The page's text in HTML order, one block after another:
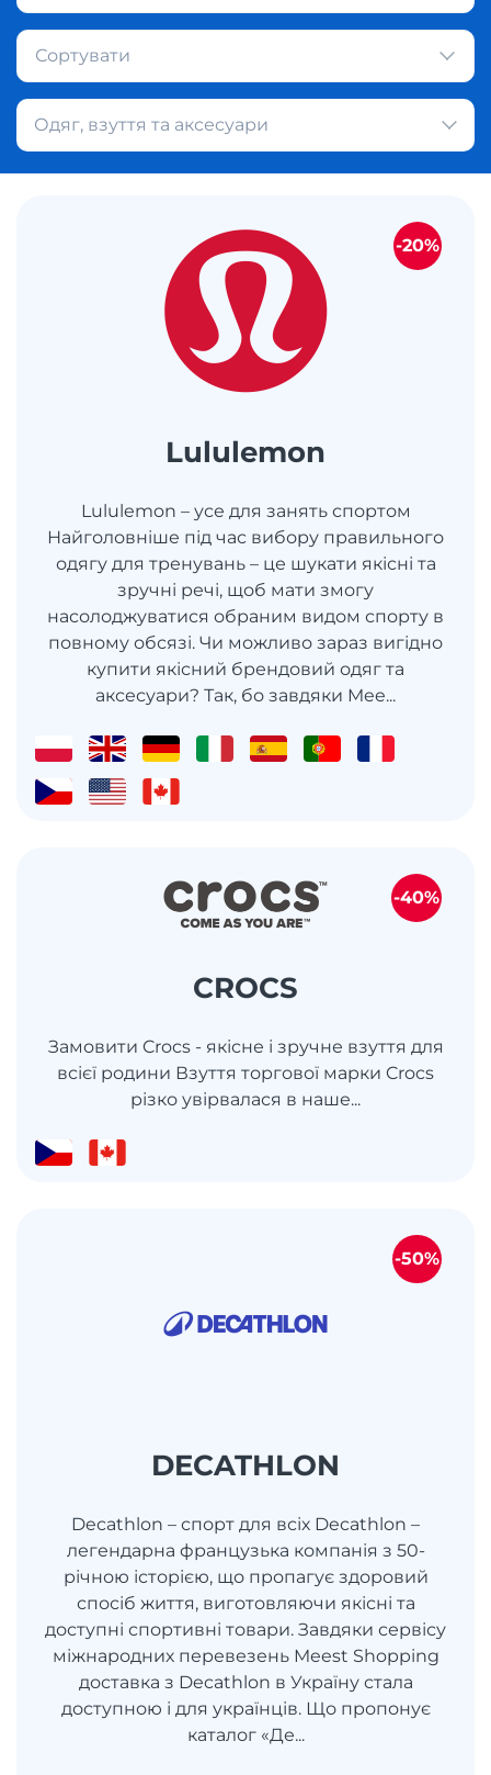
Сортувати
Одяг, взуття та аксесуари
Lululemon
Lululemon – усе для занять спортом
Найголовніше під час вибору правильного
одягу для тренувань – це шукати якісні та
зручні речі, щоб мати змогу
насолоджуватися обраним видом спорту в
повному обсязі. Чи можливо зараз вигідно
купити якісний брендовий одяг та
аксесуари? Так, бо завдяки Mee...
-20%
CROCS
Замовити Crocs - якісне і зручне взуття для
всієї родини Взуття торгової марки Crocs
різко увірвалася в наше...
-40%
DECATHLON
Decathlon – спорт для всіх Decathlon –
легендарна французька компанія з 50-
річною історією, що пропагує здоровий
спосіб життя, виготовляючи якісні та
доступні спортивні товари. Завдяки сервісу
міжнародних перевезень Meest Shopping
доставка з Decathlon в Україну стала
доступною і для українців. Що пропонує
каталог «Де...
-50%